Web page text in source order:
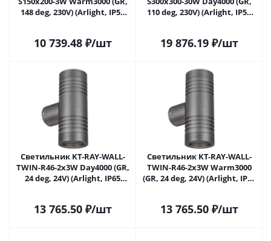
148 deg, 230V) (Arlight, IP54
10 739.48₽/шт
110 deg, 230V) (Arlight, IP54
19 876.19₽/шт
Светильник KT-RAY-WALL-
TWIN-R46-2x3W Day4000 (GR,
24 deg, 24V) (Arlight, IP65
13 765.50₽/шт
Светильник KT-RAY-WALL-
TWIN-R46-2x3W Warm3000
(GR, 24 deg, 24V) (Arlight, IP65
13 765.50₽/шт